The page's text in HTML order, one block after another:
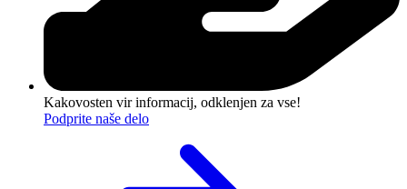
Kakovosten vir informacij, odklenjen za vse!
Podprite naše delo